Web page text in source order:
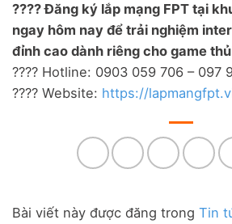
???? Đăng ký lắp mạng FPT tại
ngay hôm nay để trải nghiệm
đỉnh cao dành riêng cho game
???? Hotline: 0903 059 706 – 097
???? Website: https://
Bài viết này được đăng trong Tin